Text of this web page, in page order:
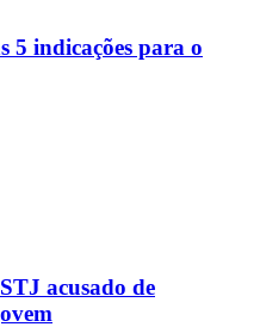
5 indicações para o
acusado de